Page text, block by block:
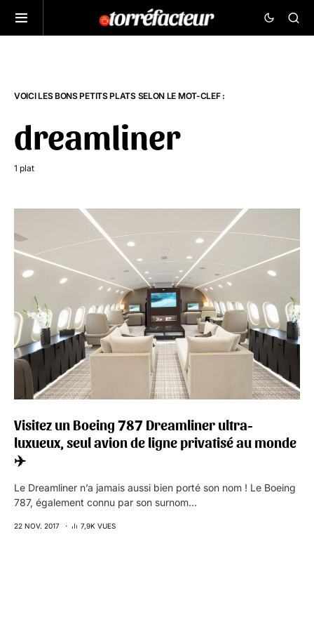
VOICI LES BONS PETITS PLATS SELON LE MOT-CLEF :
dreamliner
1 plat
Visitez un Boeing 787 Dreamliner ultra-
luxueux, seul avion de ligne privatisé au monde
✈️
Le Dreamliner n’a jamais aussi bien porté son nom ! Le Boeing
787, également connu par son surnom…
22 NOV. 2017 7,9K VUES